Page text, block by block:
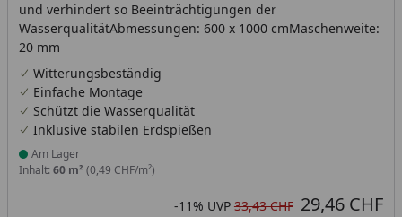
und verhindert so Beeinträchtigungen der
WasserqualitätAbmessungen: 600 x 1000 cmMaschenweite:
20 mm
Witterungsbeständig
Einfache Montage
Schützt die Wasserqualität
Inklusive stabilen Erdspießen
Produkt am Lager
Am Lager
Inhalt: 60 m² (0,49 CHF/m²)
Rabatt in Prozent
-11%
Ursprünglicher Preis
UVP 33,43 CHF
Aktueller Preis 29,46 CHF